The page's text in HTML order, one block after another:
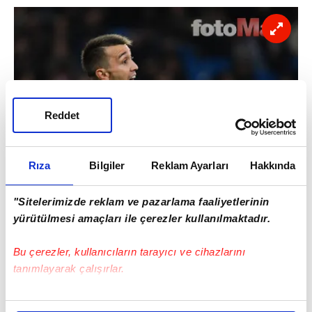
Rıza Bilgiler Reklam Ayarları Hakkında
"Sitelerimizde reklam ve pazarlama faaliyetlerinin
yürütülmesi amaçları ile çerezler kullanılmaktadır.
Bu çerezler, kullanıcıların tarayıcı ve cihazlarını
tanımlayarak çalışırlar.
Bu çerezlere izin vermeniz halinde sizlere özel
Reddet
Sarı-kırmızılıların sezon başından beri fiziksel
ortaya çıktı.Real Madriddeplasmanında
mağlup olabilirsiniz, bu gayet normal. Ancak